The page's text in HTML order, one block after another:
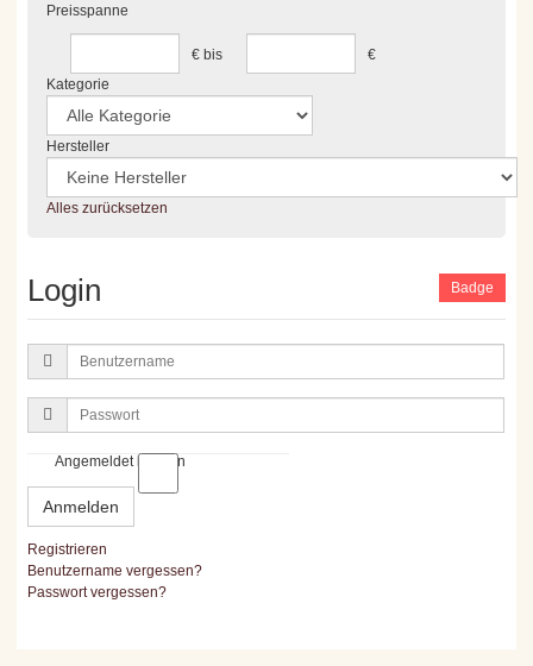
Preisspanne
€ bis
€
Kategorie
Hersteller
Alles zurücksetzen
Login
Benutzername
Passwort
Angemeldet bleiben
Anmelden
Registrieren
Benutzername vergessen?
Passwort vergessen?
Badge